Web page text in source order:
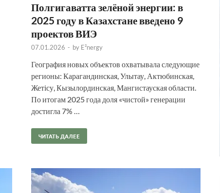
Полгигаватта зелёной энергии: в
2025 году в Казахстане введено 9
проектов ВИЭ
07.01.2026 - by E²nergy
География новых объектов охватывала следующие
регионы: Карагандинская, Улытау, Актюбинская,
Жетісу, Кызылординская, Мангистауская области.
По итогам 2025 года доля «чистой» генерации
достигла 7% …
ЧИТАТЬ ДАЛЕЕ